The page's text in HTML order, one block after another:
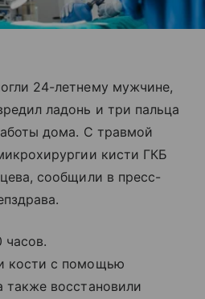
24-летнему мужчине,
ладонь и три пальца
дома. С травмой
кисти ГКБ
сообщили в пресс-
часов.
кости с помощью
также восстановили